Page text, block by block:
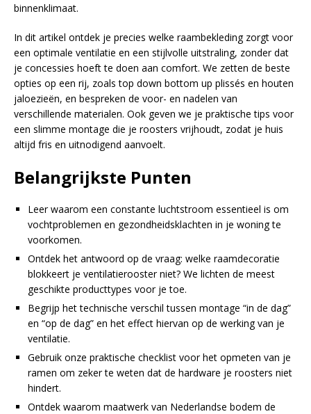
binnenklimaat.
In dit artikel ontdek je precies welke raambekleding zorgt voor
een optimale ventilatie en een stijlvolle uitstraling, zonder dat
je concessies hoeft te doen aan comfort. We zetten de beste
opties op een rij, zoals top down bottom up plissés en houten
jaloezieën, en bespreken de voor- en nadelen van
verschillende materialen. Ook geven we je praktische tips voor
een slimme montage die je roosters vrijhoudt, zodat je huis
altijd fris en uitnodigend aanvoelt.
Belangrijkste Punten
Leer waarom een constante luchtstroom essentieel is om
vochtproblemen en gezondheidsklachten in je woning te
voorkomen.
Ontdek het antwoord op de vraag: welke raamdecoratie
blokkeert je ventilatierooster niet? We lichten de meest
geschikte producttypes voor je toe.
Begrijp het technische verschil tussen montage “in de dag”
en “op de dag” en het effect hiervan op de werking van je
ventilatie.
Gebruik onze praktische checklist voor het opmeten van je
ramen om zeker te weten dat de hardware je roosters niet
hindert.
Ontdek waarom maatwerk van Nederlandse bodem de